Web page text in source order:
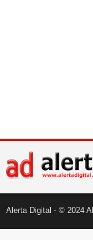
Alerta Digital - © 2024